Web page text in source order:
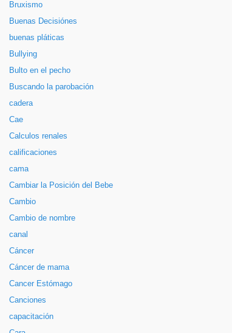
Bruxismo
Buenas Decisiónes
buenas pláticas
Bullying
Bulto en el pecho
Buscando la parobación
cadera
Cae
Calculos renales
calificaciones
cama
Cambiar la Posición del Bebe
Cambio
Cambio de nombre
canal
Cáncer
Cáncer de mama
Cancer Estómago
Canciones
capacitación